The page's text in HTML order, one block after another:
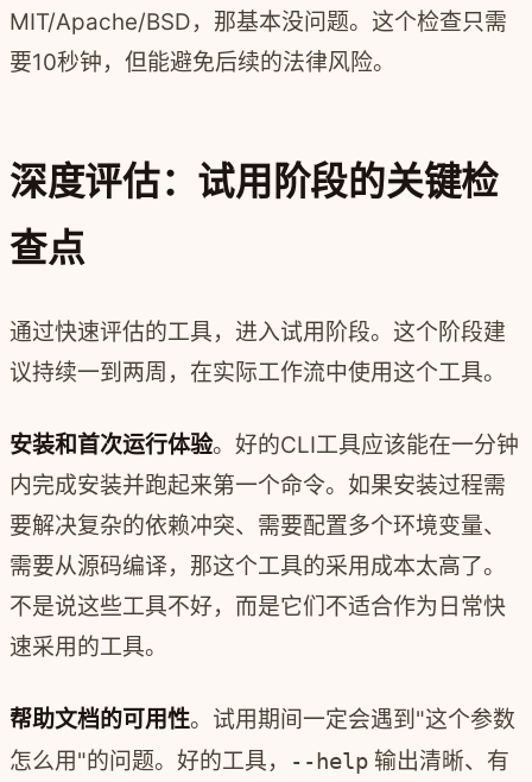
MIT/Apache/BSD，那基本没问题。这个检查只需
要10秒钟，但能避免后续的法律风险。
深度评估：试用阶段的关键检
查点
通过快速评估的工具，进入试用阶段。这个阶段建
议持续一到两周，在实际工作流中使用这个工具。
安装和首次运行体验。好的CLI工具应该能在一分钟
内完成安装并跑起来第一个命令。如果安装过程需
要解决复杂的依赖冲突、需要配置多个环境变量、
需要从源码编译，那这个工具的采用成本太高了。
不是说这些工具不好，而是它们不适合作为日常快
速采用的工具。
帮助文档的可用性。试用期间一定会遇到"这个参数
怎么用"的问题。好的工具，
--help 输出清晰、有